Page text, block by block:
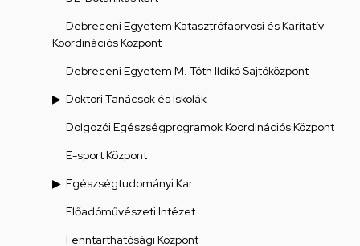
Debreceni Egyetem Katasztrófaorvosi és Karitatív
Koordinációs Központ
Debreceni Egyetem M. Tóth Ildikó Sajtóközpont
Doktori Tanácsok és Iskolák
Dolgozói Egészségprogramok Koordinációs Központ
E-sport Központ
Egészségtudományi Kar
Előadóművészeti Intézet
Fenntarthatósági Központ